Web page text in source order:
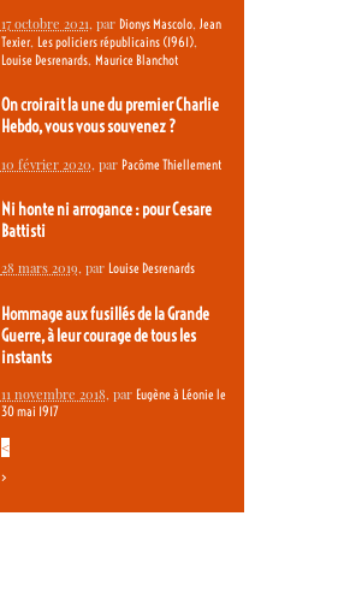
17 octobre 2021, par Dionys Mascolo, Jean
Texier, Les policiers républicains (1961),
Louise Desrenards, Maurice Blanchot
On croirait la une du premier Charlie
Hebdo, vous vous souvenez ?
10 février 2020, par Pacôme Thiellement
Ni honte ni arrogance : pour Cesare
Battisti
28 mars 2019, par Louise Desrenards
Hommage aux fusillés de la Grande
Guerre, à leur courage de tous les
instants
11 novembre 2018, par Eugène à Léonie le
30 mai 1917
<
>